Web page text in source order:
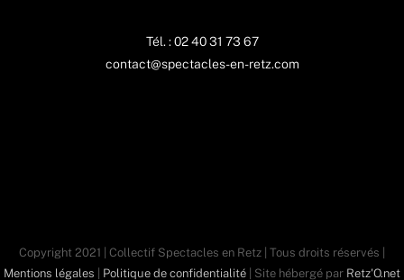
Tél. : 02 40 31 73 67
contact@spectacles-en-retz.com
Copyright 2021 | Collectif Spectacles en Retz | Tous droits réservés |
Mentions légales
Politique de confidentialité | Site hébergé par Retz'O.net